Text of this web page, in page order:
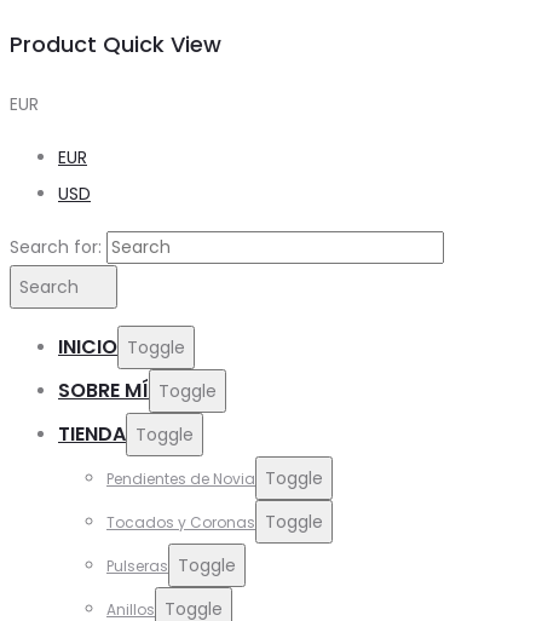
Product Quick View
EUR
EUR
USD
Search for:
Search
INICIO Toggle
SOBRE MÍ Toggle
TIENDA Toggle
Pendientes de Novia Toggle
Tocados y Coronas Toggle
Pulseras Toggle
Anillos Toggle